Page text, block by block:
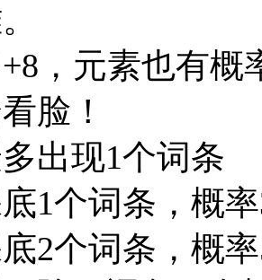
，元素也有概
脸！
出现1个词条
1个词条，概
2个词条，概